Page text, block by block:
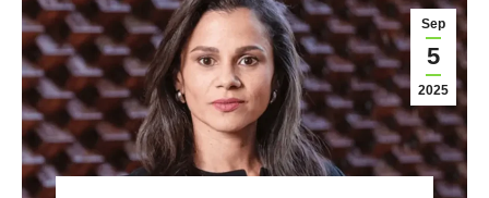
Sep
5
2025